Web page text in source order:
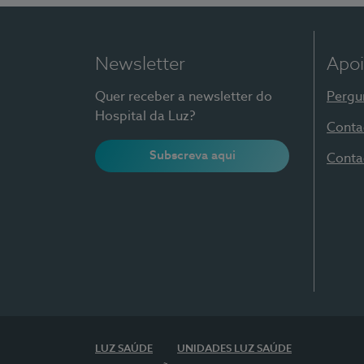
Newsletter
Quer receber a newsletter do
Hospital da Luz?
Subscreva aqui
LUZ SAÚDE UNIDADES LUZ SAÚDE